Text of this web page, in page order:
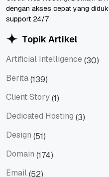
dengan akses cepat yang
support 24/7
Topik Artikel
Artificial Intelligence (30)
Berita(139)
Client Story(1)
Dedicated Hosting (3)
Design (51)
Domain (174)
Email(52)